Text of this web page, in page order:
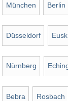
München Berlin
Düsseldorf
Nürnberg
Bebra Rosbach